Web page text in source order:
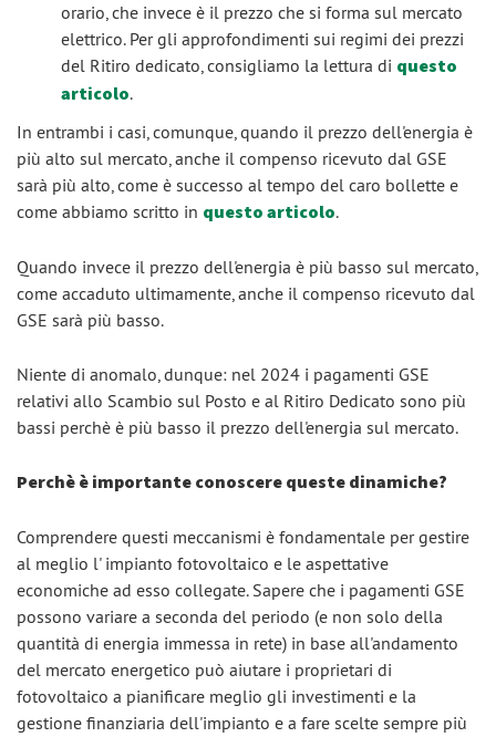
orario, che invece è il prezzo che si forma sul mercato
elettrico. Per gli approfondimenti sui regimi dei prezzi
del Ritiro dedicato, consigliamo la lettura di questo
articolo.
In entrambi i casi, comunque, quando il prezzo dell'energia è
più alto sul mercato, anche il compenso ricevuto dal GSE
sarà più alto, come è successo al tempo del caro bollette e
come abbiamo scritto in questo articolo.
Quando invece il prezzo dell'energia è più basso sul mercato,
come accaduto ultimamente, anche il compenso ricevuto dal
GSE sarà più basso.
Niente di anomalo, dunque: nel 2024 i pagamenti GSE
relativi allo Scambio sul Posto e al Ritiro Dedicato sono più
bassi perchè è più basso il prezzo dell'energia sul mercato.
Perchè è importante conoscere queste dinamiche?
Comprendere questi meccanismi è fondamentale per gestire
al meglio l' impianto fotovoltaico e le aspettative
economiche ad esso collegate. Sapere che i pagamenti GSE
possono variare a seconda del periodo (e non solo della
quantità di energia immessa in rete) in base all'andamento
del mercato energetico può aiutare i proprietari di
fotovoltaico a pianificare meglio gli investimenti e la
gestione finanziaria dell'impianto e a fare scelte sempre più